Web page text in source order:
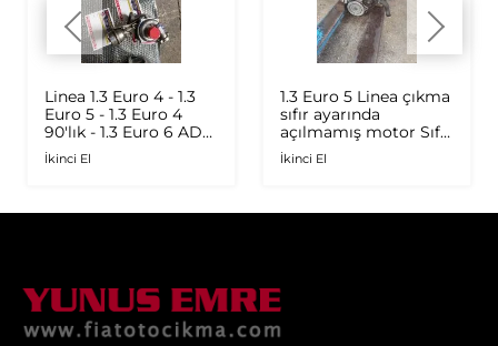
Linea 1.3 Euro 4 - 1.3
Euro 5 - 1.3 Euro 4
90'lık - 1.3 Euro 6 AD
Plus 1.6 Multijet - 1.9
JTD Orijinal Turbo
İkinci El
1.3 Euro 5 Linea çıkma
sıfır ayarında
açılmamış motor Sıfır
ayarında
İkinci El